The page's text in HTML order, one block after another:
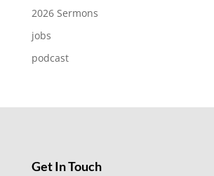
2026 Sermons
jobs
podcast
Get In Touch